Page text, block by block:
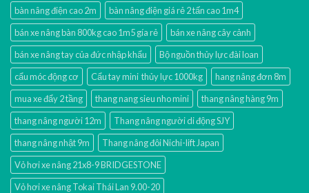
bàn nâng điện cao 2m
bàn nâng điện giá rẻ 2 tấn cao 1m4
bán xe nâng bàn 800kg cao 1m5 gía rẻ
bán xe nâng cây cảnh
bán xe nâng tay của đức nhập khẩu
Bộ nguồn thủy lực đài loan
cẩu móc động cơ
Cẩu tay mini thủy lực 1000kg
hang nâng đơn 8m
mua xe đẩy 2 tầng
thang nang sieu nho mini
thang nâng hàng 9m
thang nâng người 12m
Thang nâng người di động SJY
thang nâng nhật 9m
Thang nâng đôi Nichi-lift Japan
Vỏ hơi xe nâng 21x8-9 BRIDGESTONE
Vỏ hơi xe nâng Tokai Thái Lan 9.00-20